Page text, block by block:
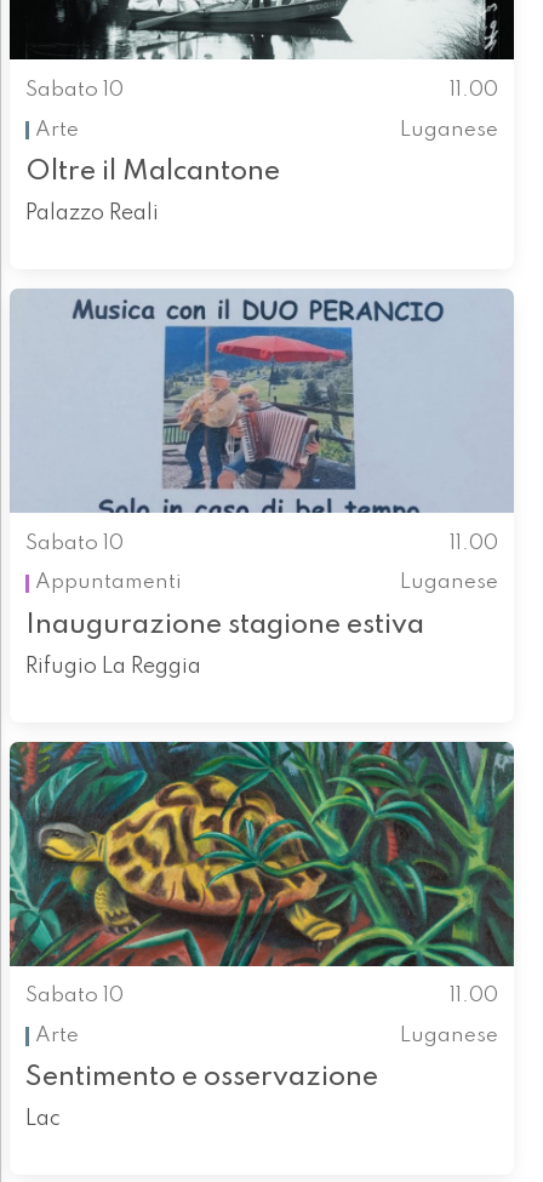
Sabato 10
11.00
Arte
Luganese
Oltre il Malcantone
Palazzo Reali
Sabato 10
11.00
Appuntamenti
Luganese
Inaugurazione stagione estiva
Rifugio La Reggia
Sabato 10
11.00
Arte
Luganese
Sentimento e osservazione
Lac